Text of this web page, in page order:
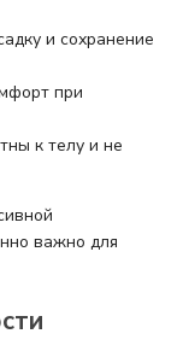
и сохранение
при
к телу и не
важно для